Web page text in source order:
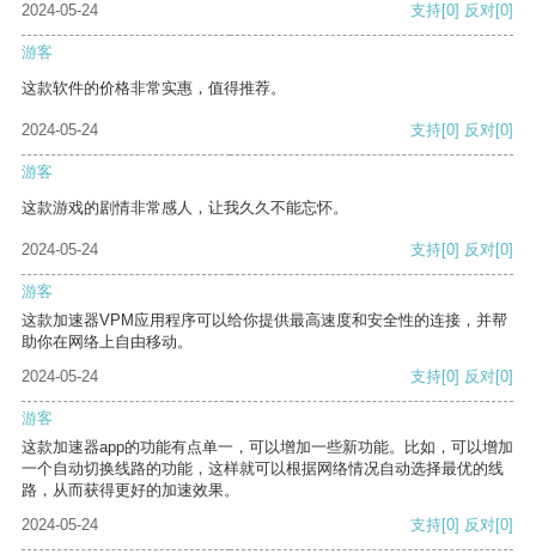
2024-05-24 支持[0] 反对[0]
游客
这款软件的价格非常实惠，值得推荐。
2024-05-24 支持[0] 反对[0]
游客
这款游戏的剧情非常感人，让我久久不能忘怀。
2024-05-24 支持[0] 反对[0]
游客
这款加速器VPM应用程序可以给你提供最高速度和安全性的连接，并帮
助你在网络上自由移动。
2024-05-24
支持[0] 反对[0]
游客
这款加速器app的功能有点单一，可以增加一些新功能。比如，可以增加
一个自动切换线路的功能，这样就可以根据网络情况自动选择最优的线
路，从而获得更好的加速效果。
2024-05-24
支持[0] 反对[0]